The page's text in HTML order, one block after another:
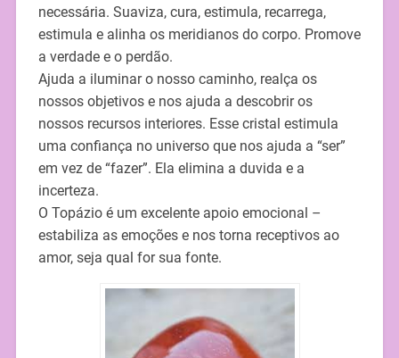
necessária. Suaviza, cura, estimula, recarrega,
estimula e alinha os meridianos do corpo. Promove
a verdade e o perdão.
Ajuda a iluminar o nosso caminho, realça os
nossos objetivos e nos ajuda a descobrir os
nossos recursos interiores. Esse cristal estimula
uma confiança no universo que nos ajuda a “ser”
em vez de “fazer”. Ela elimina a duvida e a
incerteza.
O Topázio é um excelente apoio emocional –
estabiliza as emoções e nos torna receptivos ao
amor, seja qual for sua fonte.